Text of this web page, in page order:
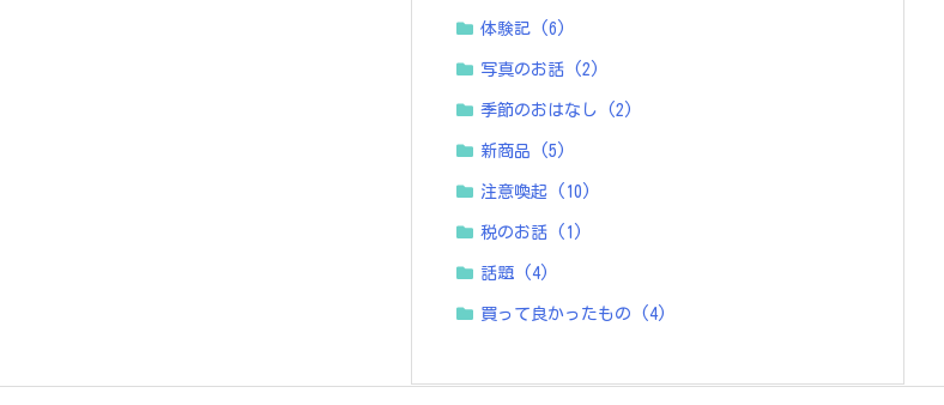
体験記 (6)
写真のお話 (2)
季節のおはなし (2)
新商品 (5)
注意喚起 (10)
税のお話 (1)
話題 (4)
買って良かったもの (4)